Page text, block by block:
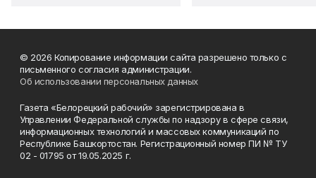
© 2026 Копирование информации сайта разрешено только с
письменного согласия администрации.
Об использовании персональных данных
Газета «Белорецкий рабочий» зарегистрирована в
Управлении Федеральной службы по надзору в сфере связи,
информационных технологий и массовых коммуникаций по
Республике Башкортостан. Регистрационный номер ПИ № ТУ
02 - 01795 от 19.05.2025 г.